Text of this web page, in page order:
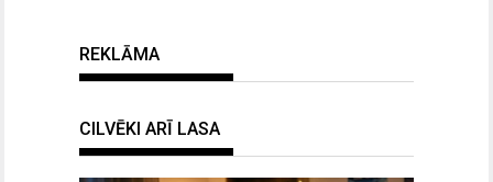
REKLĀMA
CILVĒKI ARĪ LASA